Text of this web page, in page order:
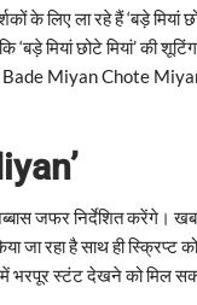
के लिए ला रहे हैं ‘बड़े मियां
मियां छोटे मियां’ की
Bade Miyan Chote
जफर निर्देशित करेंगे। खबर
जा रहा है साथ ही
में भरपूर स्टंट देखने को मिल